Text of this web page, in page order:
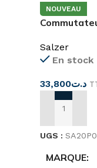
NOUVEAU
Salzer
En stock
د.ت33,800
AJOUTER
UGS :
MARQUE